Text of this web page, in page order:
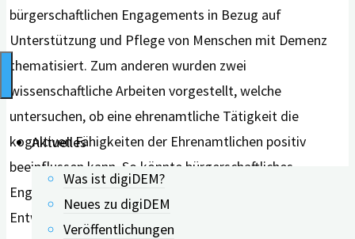
Aktuelles
Was ist digiDEM?
Neues zu digiDEM
Veröffentlichungen
bürgerschaftlichen Engagements in Bezug auf
Unterstützung und Pflege von Menschen mit Demenz
thematisiert. Zum anderen wurden zwei
wissenschaftliche Arbeiten vorgestellt, welche
untersuchen, ob eine ehrenamtliche Tätigkeit die
kognitiven Fähigkeiten der Ehrenamtlichen positiv
beeinflussen kann. So könnte bürgerschaftliches
Engagement die Ehrenamtlichen selbst vor der
Entwicklung einer Demenz schützen.